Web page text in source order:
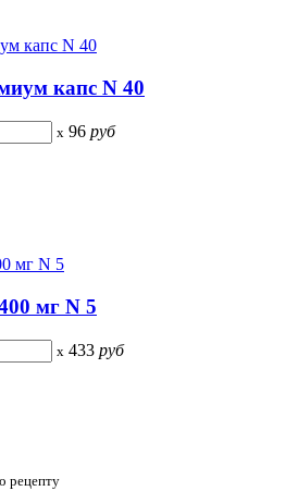
капс N 40
x 96 руб
мг N 5
x 433 руб
рецепту